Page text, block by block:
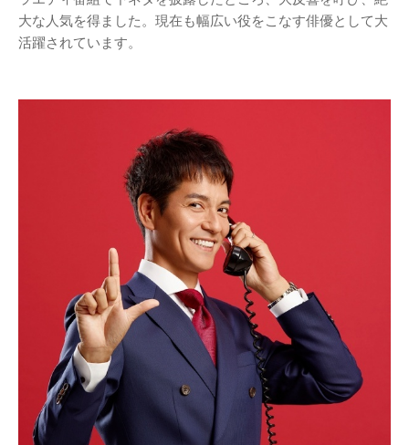
大な人気を得ました。現在も幅広い役をこなす俳優として大
活躍されています。